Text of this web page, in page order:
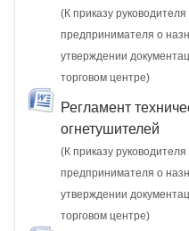
(К приказу
предпринимателя о
утверждении
торговом центре)
Регламент
огнетушителей
(К приказу
предпринимателя о
утверждении
торговом центре)